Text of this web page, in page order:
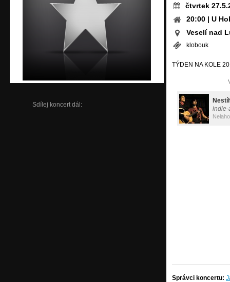
Sdílej koncert dál:
čtvrtek
20:00 | U
Veselí nad
klobouk
TÝDEN NA KOLE
indie-
Správci koncertu: